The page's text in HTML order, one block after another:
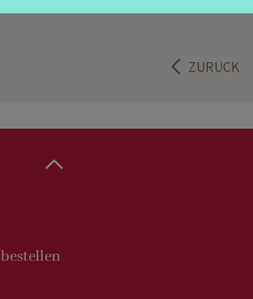
ZURÜCK
bestellen